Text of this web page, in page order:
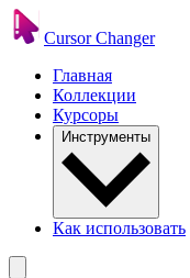
Cursor Changer
Главная
Коллекции
Курсоры
Инструменты
Как использовать